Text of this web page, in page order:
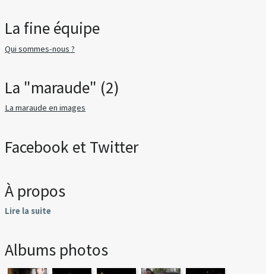
La fine équipe
Qui sommes-nous ?
La "maraude" (2)
La maraude en images
Facebook et Twitter
À propos
Lire la suite
Albums photos